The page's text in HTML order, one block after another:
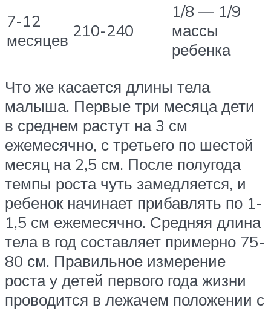
7-12
месяцев 210-240
1/8 — 1/9
массы
ребенка
Что же касается длины тела
малыша. Первые три месяца дети
в среднем растут на 3 см
ежемесячно, с третьего по шестой
месяц на 2,5 см. После полугода
темпы роста чуть замедляется, и
ребенок начинает прибавлять по 1-
1,5 см ежемесячно. Средняя длина
тела в год составляет примерно 75-
80 см. Правильное измерение
роста у детей первого года жизни
проводится в лежачем положении с